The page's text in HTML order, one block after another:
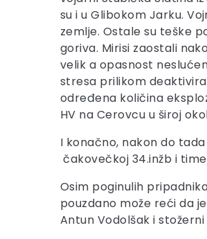
su i u Glibokom Jarku.
zemlje. Ostale su teške
goriva. Mirisi zaostali
velik a opasnost
stresa prilikom
određena količina
HV na Cerovcu u široj
I konačno, nakon do
čakovečkoj 34.inžb i
Osim poginulih
pouzdano može reći da
Antun Vodolšak i